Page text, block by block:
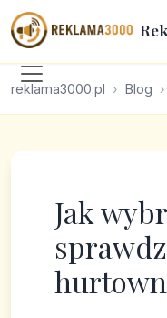
reklama3000.pl Blog
Jak